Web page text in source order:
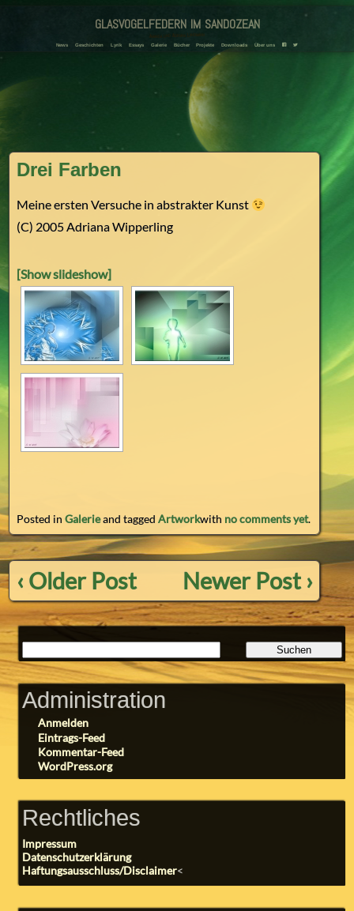
glasvogelfedern im sandozean
Amanda und Adriana Landmann
News Geschichten Lyrik Essays Galerie Bücher Projekte Downloads Über uns F T
Drei Farben
Meine ersten Versuche in abstrakter Kunst
(C) 2005 Adriana Wipperling
[Show slideshow]
Posted in Galerieand tagged Artworkwith no comments yet.
‹ Older Post Newer Post ›
Administration
Anmelden
Eintrags-Feed
Kommentar-Feed
WordPress.org
Rechtliches
Impressum
Datenschutzerklärung
Haftungsausschluss/Disclaimer<